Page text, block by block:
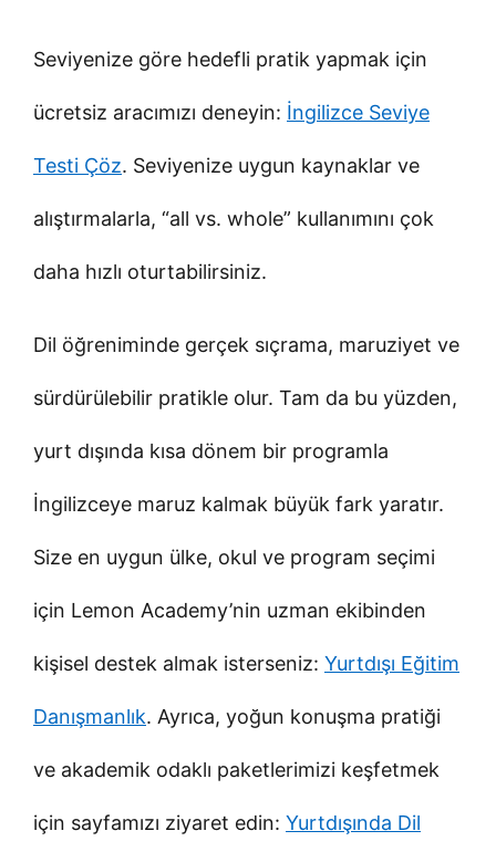
Seviyenize göre hedefli pratik yapmak için
ücretsiz aracımızı deneyin: İngilizce Seviye
Testi Çöz. Seviyenize uygun kaynaklar ve
alıştırmalarla, “all vs. whole” kullanımını çok
daha hızlı oturtabilirsiniz.
Dil öğreniminde gerçek sıçrama, maruziyet ve
sürdürülebilir pratikle olur. Tam da bu yüzden,
yurt dışında kısa dönem bir programla
İngilizceye maruz kalmak büyük fark yaratır.
Size en uygun ülke, okul ve program seçimi
için Lemon Academy’nin uzman ekibinden
kişisel destek almak isterseniz: Yurtdışı Eğitim
Danışmanlık. Ayrıca, yoğun konuşma pratiği
ve akademik odaklı paketlerimizi keşfetmek
için sayfamızı ziyaret edin: Yurtdışında Dil